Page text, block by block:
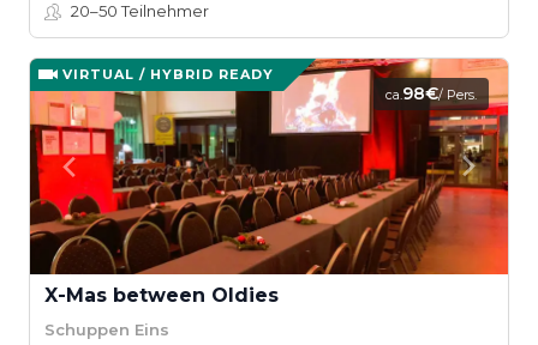
20–50Teilnehmer
VIRTUAL / HYBRID READY
ca.98€/ Pers.
X-Mas between Oldies
Schuppen Eins